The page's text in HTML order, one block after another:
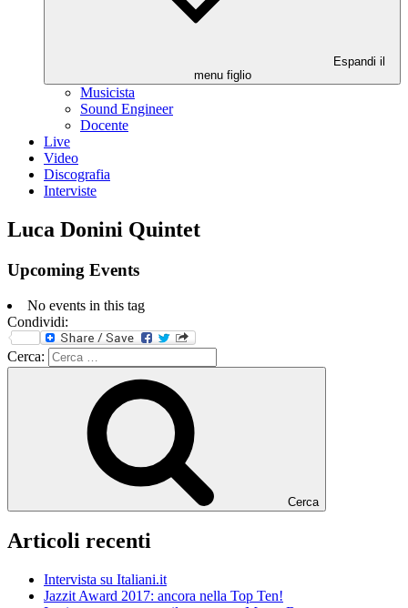
Espandi il
menu figlio
Musicista
Sound Engineer
Docente
Live
Video
Discografia
Interviste
Luca Donini Quintet
Upcoming Events
No events in this tag
Condividi:
Cerca:
Cerca
Articoli recenti
Intervista su Italiani.it
Jazzit Award 2017: ancora nella Top Ten!